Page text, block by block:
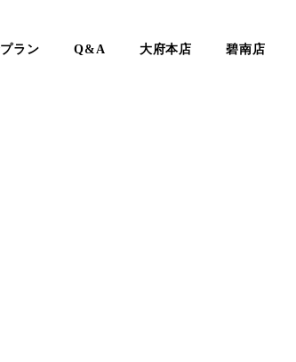
ラン Q&A 大府本店 碧南店